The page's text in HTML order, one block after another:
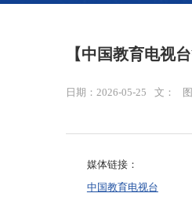
【中国教育电视
日期：2026-05-25 文：
媒体链接：
中国教育电视台